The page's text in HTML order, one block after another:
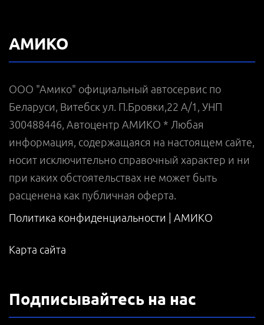
АМИКО
ООО "Амико" официальный автосервис по
Беларуси, Витебск ул. П.Бровки,22 А/1, УНП
300488446, Автоцентр АМИКО * Любая
информация, содержащаяся на настоящем сайте,
носит исключительно справочный характер и ни
при каких обстоятельствах не может быть
расценена как публичная оферта.
Политика конфиденциальности |
АМИКО
Карта сайта
Подписывайтесь на нас